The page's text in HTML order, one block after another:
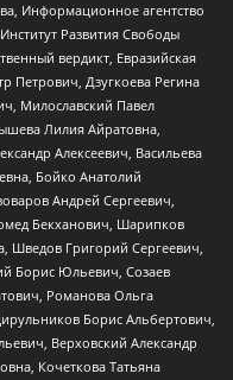
Информационное агентство
Развития Свободы
вердикт, Евразийская
Петрович, Дзугкоева Регина
Милославский Павел
Лилия Айратовна,
Алексеевич, Васильева
Бойко Анатолий
Андрей Сергеевич,
Бекханович, Шарипков
Шведов Григорий Сергеевич,
Борис Юльевич, Созаев
Романова Ольга
Борис Альбертович,
Верховский Александр
Кочеткова Татьяна